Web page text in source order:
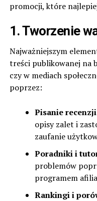
promocji, które
1. Tworzenie
Najważniejszym
treści publikowanej na
czy w mediach
poprzez:
Pisanie
opisy zalet i
zaufanie
Poradniki i
problemów
programem
Rankingi i